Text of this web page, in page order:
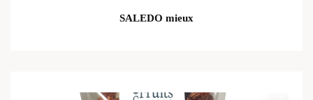
SALEDO mieux